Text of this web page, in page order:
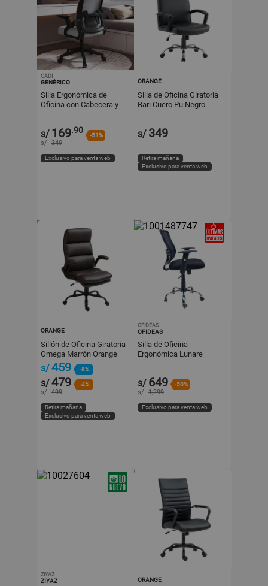
CADI
GENÉRICO
Silla Ergonómica de
Oficina con Cabecera y
s/ 169.90
-51%
s/ 349
Exclusivo para venta web
ORANGE
Silla de Oficina Giratoria
Bari Cuero Pu Negro
s/ 349
Retira mañana
Exclusivo para venta web
ORANGE
Sillón de Oficina Giratoria
Omega Marrón Orange
s/459 -8%
s/479 -4%
s/ 499
Retira mañana
Exclusivo para venta web
OFIDEAS
OFIDEAS
Silla de Oficina
Ergonómica Lunare
s/ 649 -50%
s/ 1,299
Exclusivo para venta web
ZIYAZ
ZIYAZ ORANGE